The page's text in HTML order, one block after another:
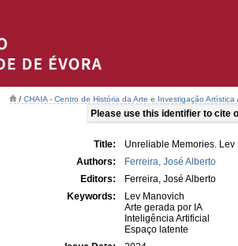
/ CHAIA - Centro de História da Arte e Investigação Artística
Please use this identifier to cite
Title:
Unreliable Memories.
Authors:
Ferreira, José Alberto
Editors:
Ferreira, José Alberto
Keywords:
Lev Manovich
Arte gerada por IA
Inteligência Artificial
Espaço latente